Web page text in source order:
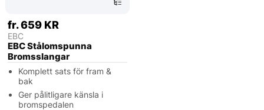
fr. 659 KR
EBC
EBC Stålomspunna
Bromsslangar
Komplett sats för fram &
bak
Ger pålitligare känsla i
bromspedalen